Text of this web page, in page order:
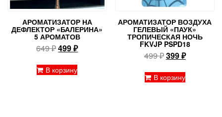
АРОМАТИЗАТОР НА
ДЕФЛЕКТОР «БАЛЕРИНА»
5 АРОМАТОВ
649₽Первоначальная
составляла
499₽Текущая
В корзину
АРОМАТИЗАТОР ВОЗДУХА
ГЕЛЕВЫЙ «ПАУК»
ТРОПИЧЕСКАЯ НОЧЬ
FKVJP PSPD18
499₽
составляла
399₽Текущая
399 ₽.
В корзину